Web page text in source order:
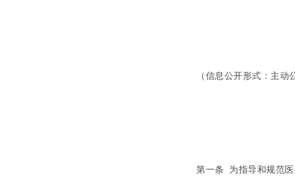
（信息公开形式：主动
第一条 为指导和规范